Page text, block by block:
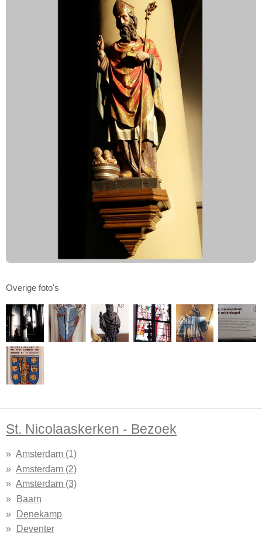
Overige foto's
St. Nicolaaskerken - Bezoek
Amsterdam (1)
Amsterdam (2)
Amsterdam (3)
Baarn
Denekamp
Deventer